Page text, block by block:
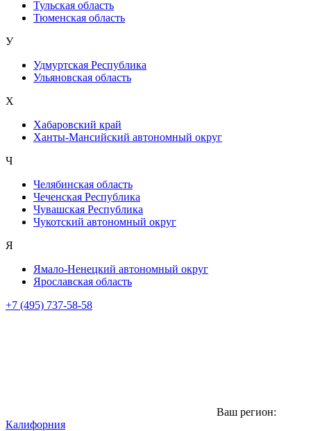
Тульская область
Тюменская область
У
Удмуртская Республика
Ульяновская область
Х
Хабаровский край
Ханты-Мансийский автономный округ
Ч
Челябинская область
Чеченская Республика
Чувашская Республика
Чукотский автономный округ
Я
Ямало-Ненецкий автономный округ
Ярославская область
+7 (495) 737-58-58
Ваш регион:
Калифорния